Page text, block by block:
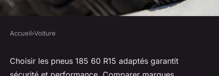
Découvrez les meilleurs pneus
Accueil›Voiture
Choisir les pneus 185 60 R15 adaptés garantit